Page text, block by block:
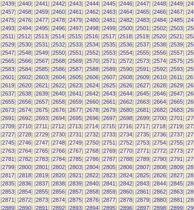
[2439] [2440] [2441] [2442] [2443] [2444] [2445] [2446] [2447] [2448] [2449] [
[2457] [2458] [2459] [2460] [2461] [2462] [2463] [2464] [2465] [2466] [2467] [
[2475] [2476] [2477] [2478] [2479] [2480] [2481] [2482] [2483] [2484] [2485] [
[2493] [2494] [2495] [2496] [2497] [2498] [2499] [2500] [2501] [2502] [2503] [
[2511] [2512] [2513] [2514] [2515] [2516] [2517] [2518] [2519] [2520] [2521] [
[2529] [2530] [2531] [2532] [2533] [2534] [2535] [2536] [2537] [2538] [2539] [
[2547] [2548] [2549] [2550] [2551] [2552] [2553] [2554] [2555] [2556] [2557] [
[2565] [2566] [2567] [2568] [2569] [2570] [2571] [2572] [2573] [2574] [2575] [
[2583] [2584] [2585] [2586] [2587] [2588] [2589] [2590] [2591] [2592] [2593] [
[2601] [2602] [2603] [2604] [2605] [2606] [2607] [2608] [2609] [2610] [2611] [
[2619] [2620] [2621] [2622] [2623] [2624] [2625] [2626] [2627] [2628] [2629] [
[2637] [2638] [2639] [2640] [2641] [2642] [2643] [2644] [2645] [2646] [2647] [
[2655] [2656] [2657] [2658] [2659] [2660] [2661] [2662] [2663] [2664] [2665] [
[2673] [2674] [2675] [2676] [2677] [2678] [2679] [2680] [2681] [2682] [2683] [
[2691] [2692] [2693] [2694] [2695] [2696] [2697] [2698] [2699] [2700] [2701] [
[2709] [2710] [2711] [2712] [2713] [2714] [2715] [2716] [2717] [2718] [2719] [
[2727] [2728] [2729] [2730] [2731] [2732] [2733] [2734] [2735] [2736] [2737] [
[2745] [2746] [2747] [2748] [2749] [2750] [2751] [2752] [2753] [2754] [2755] [
[2763] [2764] [2765] [2766] [2767] [2768] [2769] [2770] [2771] [2772] [2773] [
[2781] [2782] [2783] [2784] [2785] [2786] [2787] [2788] [2789] [2790] [2791] [
[2799] [2800] [2801] [2802] [2803] [2804] [2805] [2806] [2807] [2808] [2809] [
[2817] [2818] [2819] [2820] [2821] [2822] [2823] [2824] [2825] [2826] [2827] [
[2835] [2836] [2837] [2838] [2839] [2840] [2841] [2842] [2843] [2844] [2845] [
[2853] [2854] [2855] [2856] [2857] [2858] [2859] [2860] [2861] [2862] [2863] [
[2871] [2872] [2873] [2874] [2875] [2876] [2877] [2878] [2879] [2880] [2881] [
[2889] [2890] [2891] [2892] [2893] [2894] [2895] [2896] [2897] [2898] [2899] [